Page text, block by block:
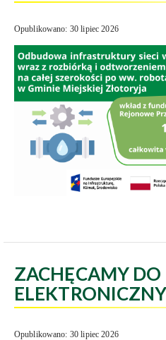
Opublikowano: 30 lipiec 2026
ZACHĘCAMY DO
Opublikowano: 30 lipiec 2026